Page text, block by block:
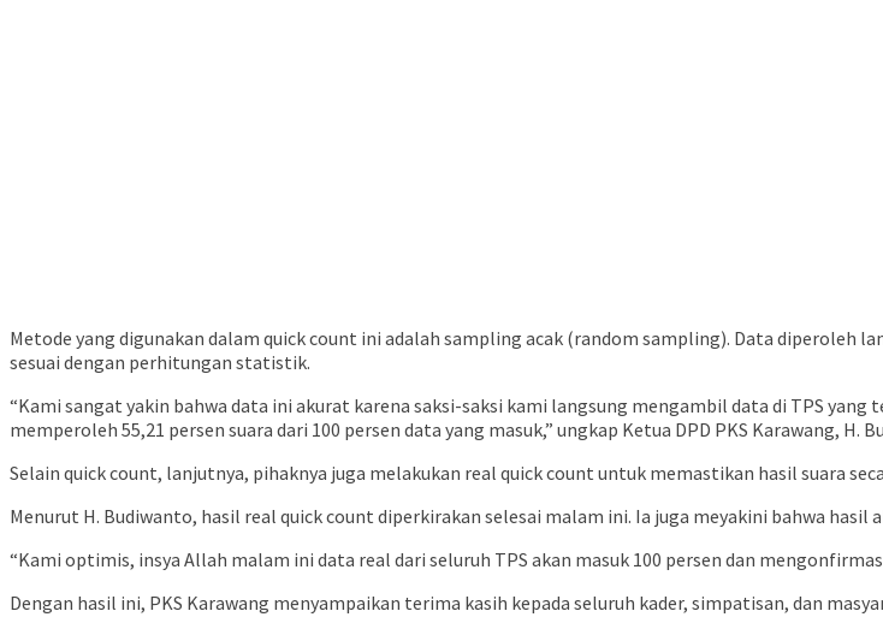
Metode yang digunakan dalam quick count ini adalah sampling acak (random sampling). Data diperoleh
sesuai dengan perhitungan statistik.
“Kami sangat yakin bahwa data ini akurat karena saksi-saksi kami langsung mengambil data di TPS
memperoleh 55,21 persen suara dari 100 persen data yang masuk,” ungkap Ketua DPD PKS Karawang,
Selain quick count, lanjutnya, pihaknya juga melakukan real quick count untuk memastikan hasil suara
Menurut H. Budiwanto, hasil real quick count diperkirakan selesai malam ini. Ia juga meyakini bahwa
“Kami optimis, insya Allah malam ini data real dari seluruh TPS akan masuk 100 persen dan
Dengan hasil ini, PKS Karawang menyampaikan terima kasih kepada seluruh kader, simpatisan, dan